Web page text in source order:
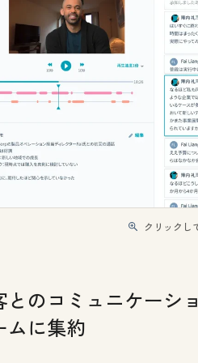
クリックし
とのコミュニケーシ
ムに集約